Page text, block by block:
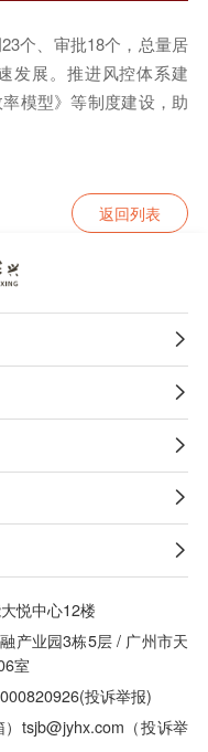
个、审批18个，总量居
发展。推进风控体系建
模型》等制度建设，助
返回列表





悦中心12楼
产业园3栋5层 / 广州市天
室
投诉举报)
tsjb@jyhx.com（投诉举